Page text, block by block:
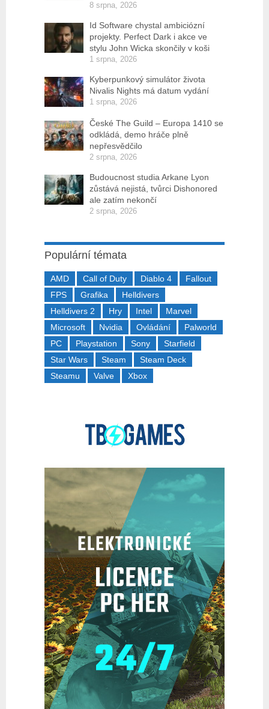
8 srpna, 2026
Id Software chystal ambiciózní
projekty. Perfect Dark i akce ve
stylu John Wicka skončily v koši
1 srpna, 2026
Kyberpunkový simulátor života
Nivalis Nights má datum vydání
1 srpna, 2026
České The Guild – Europa 1410 se
odkládá, demo hráče plně
nepřesvědčilo
2 srpna, 2026
Budoucnost studia Arkane Lyon
zůstává nejistá, tvůrci Dishonored
ale zatím nekončí
2 srpna, 2026
Populární témata
AMD Call of Duty Diablo 4
Fallout
FPS
Grafika
Helldivers
Helldivers 2
Hry Intel
Marvel
Microsoft
Nvidia Ovládání
Palworld
PC
Playstation Sony
Starfield
Star Wars
Steam
Steam Deck
Steamu
Valve Xbox